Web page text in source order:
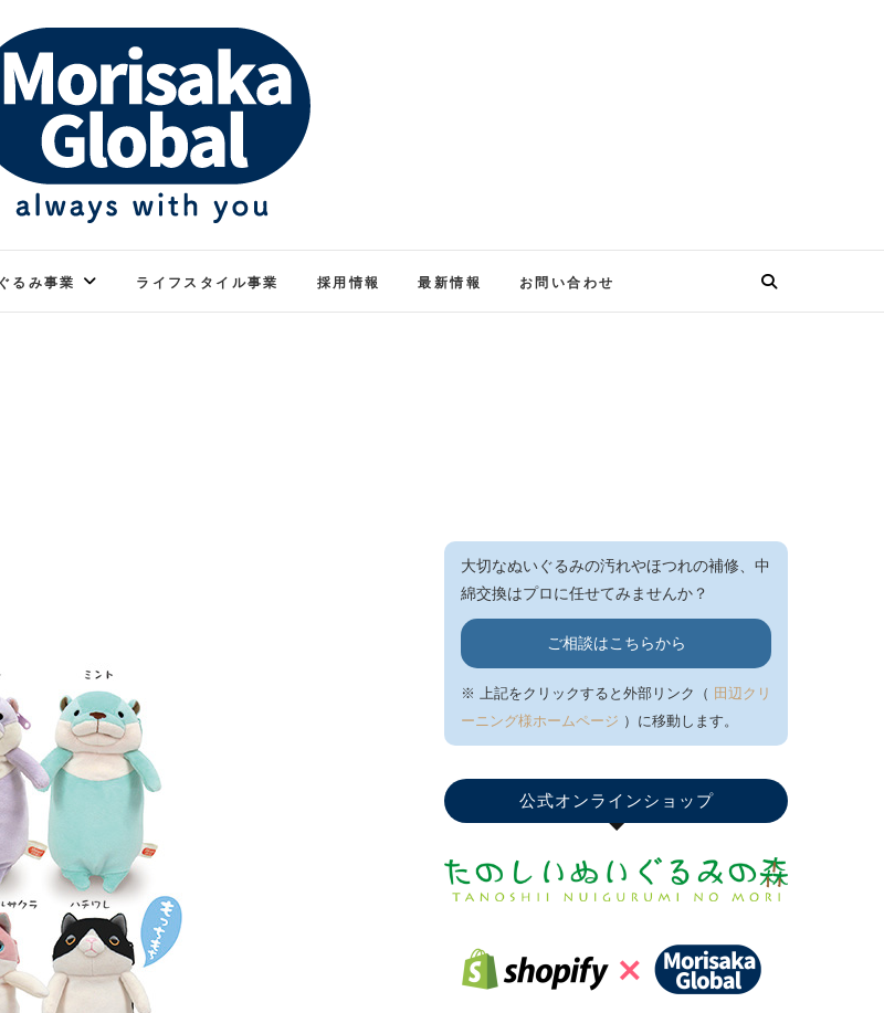
グローバル
るみ事業 ライフスタイル事業 採用情報 最新情報 お問い合わせ
大切なぬいぐるみの汚れやほつれの補修、中
綿交換はプロに任せてみませんか？
ご相談はこちらから
※ 上記をクリックすると外部リンク（ 田辺クリ
ーニング様ホームページ ）に移動します。
公式オンラインショップ